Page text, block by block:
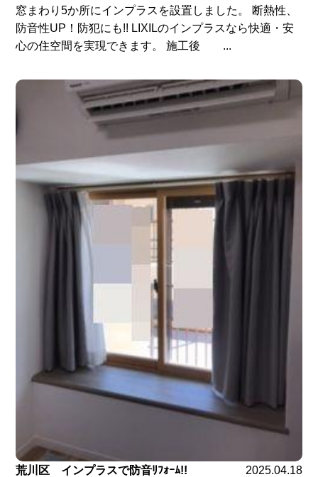
窓まわり5か所にインプラスを設置しました。 断熱性、
防音性UP！防犯にも!! LIXILのインプラスなら快適・安
心の住空間を実現できます。 施工後 ...
荒川区 インプラスで防音ﾘﾌｫｰﾑ!!
2025.04.18